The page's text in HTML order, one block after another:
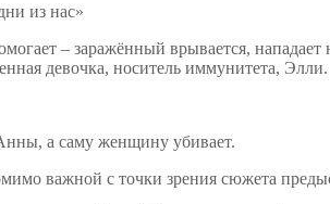
– заражённый врывается,
девочка, носитель иммунитета, Элли.
а саму женщину убивает.
важной с точки зрения сюжета